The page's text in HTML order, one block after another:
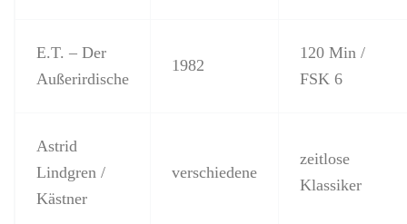
E.T. – Der
Außerirdische
1982
120 Min /
FSK 6
Astrid
Lindgren /
Kästner
verschiedene
zeitlose
Klassiker